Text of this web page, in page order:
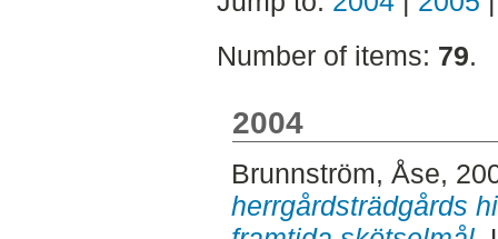
Number of items: 79.
2004
Brunnström, Åse,
herrgårdsträdgårds